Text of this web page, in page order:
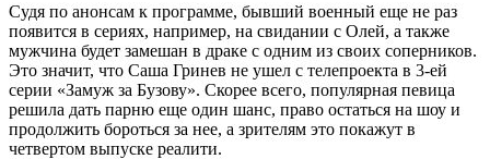
Судя по анонсам к программе, бывший военный еще не раз
появится в сериях, например, на свидании с Олей, а также
мужчина будет замешан в драке с одним из своих соперников.
Это значит, что Саша Гринев не ушел с телепроекта в 3-ей
серии «Замуж за Бузову». Скорее всего, популярная певица
решила дать парню еще один шанс, право остаться на шоу и
продолжить бороться за нее, а зрителям это покажут в
четвертом выпуске реалити.